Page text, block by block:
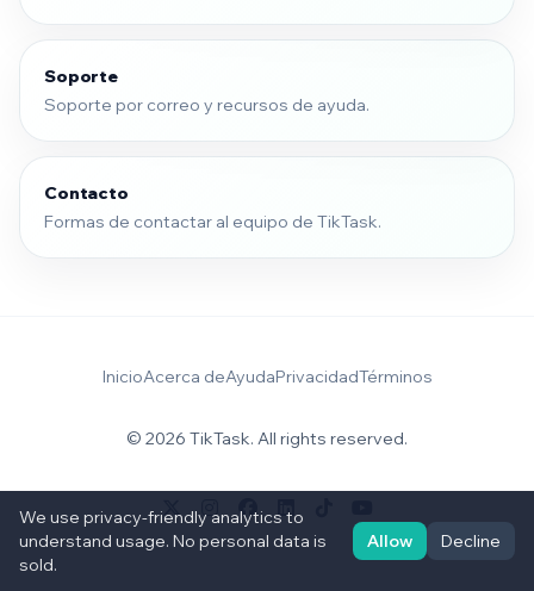
Soporte
Soporte por correo y recursos de ayuda.
Contacto
Formas de contactar al equipo de TikTask.
InicioAcerca deAyudaPrivacidadTérminos
© 2026 TikTask. All rights reserved.
We use privacy-friendly analytics to
understand usage. No personal data is
sold.
Allow Decline